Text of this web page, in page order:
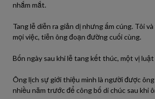
nhắm mắt.
Tang lễ diễn ra giản dị nhưng ấm cúng. Tôi
mọi việc, tiễn ông đoạn đường cuối cùng.
Bốn ngày sau khi lễ tang kết thúc, một vị
Ông lịch sự giới thiệu mình là người được
nhiều năm trước để công bố di chúc sau khi